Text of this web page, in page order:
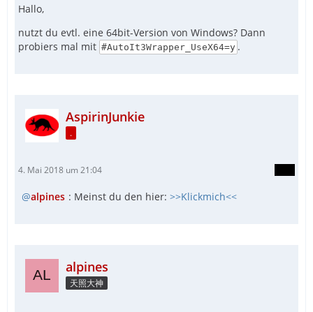
Hallo,
nutzt du evtl. eine 64bit-Version von Windows? Dann
probiers mal mit #AutoIt3Wrapper_UseX64=y .
AspirinJunkie
.
4. Mai 2018 um 21:04
alpines : Meinst du den hier: >>Klickmich<<
alpines
天照大神